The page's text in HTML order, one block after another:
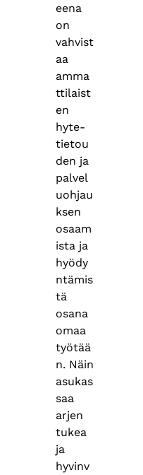
eena
on
vahvist
aa
amma
ttilaist
en
hyte-
tietou
den ja
palvel
uohjau
ksen
osaam
ista ja
hyödy
ntämis
tä
osana
omaa
työtää
n. Näin
asukas
saa
arjen
tukea
ja
hyvinv